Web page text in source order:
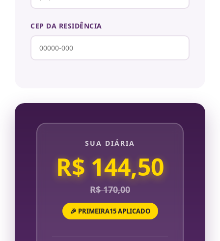
CEP DA RESIDÊNCIA
SUA DIÁRIA
R$ 144,50
R$ 170,00
🎉 PRIMEIRA15 APLICADO